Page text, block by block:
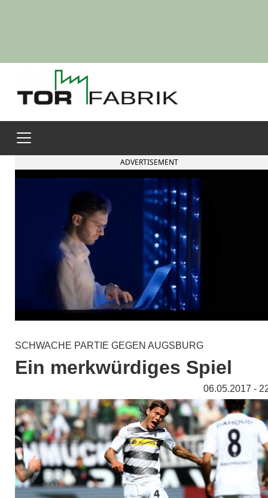
ADVERTISEMENT
SCHWACHE PARTIE GEGEN AUGSBURG
Ein merkwürdiges Spiel
06.05.2017 -